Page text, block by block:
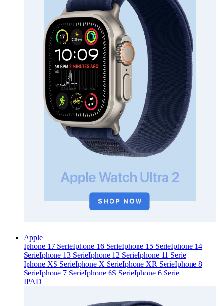
Apple
Iphone 17 SerieIphone 16 SerieIphone 15 SerieIphone 14
SerieIphone 13 SerieIphone 12 SerieIphone 11 Serie
Iphone XS SerieIphone X SerieIphone XR SerieIphone 8
SerieIphone 7 SerieIphone 6S SerieIphone 6 Serie
IPAD